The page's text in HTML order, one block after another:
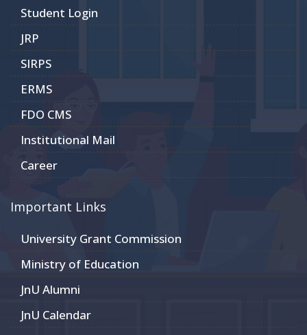
Student Login
JRP
SIRPS
ERMS
FDO CMS
Institutional Mail
Career
Important Links
University Grant Commission
Ministry of Education
JnU Alumni
JnU Calendar